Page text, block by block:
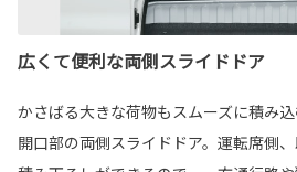
広くて便利な両側スライドドア
かさばる大きな荷物もスムーズに積み
開口部の両側スライドドア。運転席側